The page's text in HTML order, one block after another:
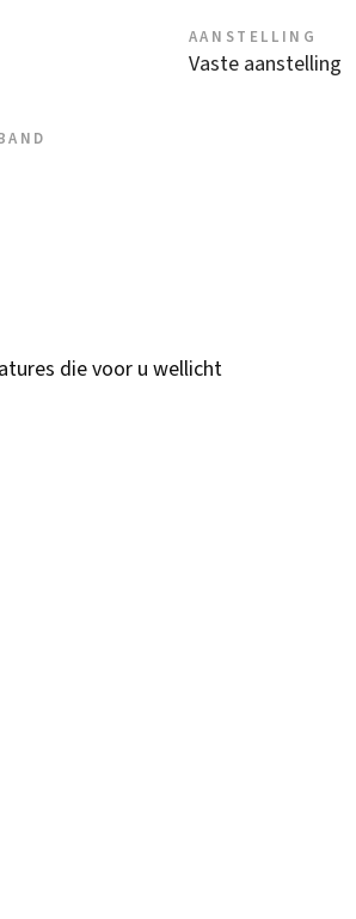
AANSTELLING
Vaste aanstelling
die voor u wellicht